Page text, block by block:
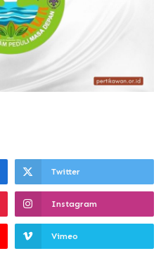
Twitter
Instagram
Vimeo